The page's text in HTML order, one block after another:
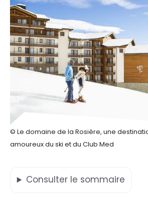
© Le domaine de la Rosière, une
amoureux du ski et du Club Med
Consulter le sommaire